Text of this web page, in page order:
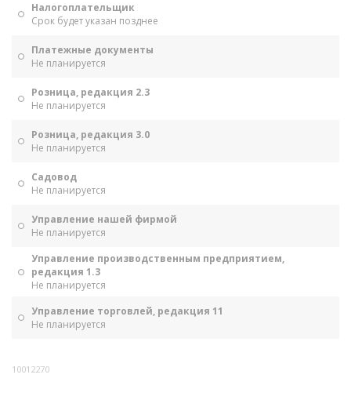
Налогоплательщик
Срок будет указан позднее
Платежные документы
Не планируется
Розница, редакция 2.3
Не планируется
Розница, редакция 3.0
Не планируется
Садовод
Не планируется
Управление нашей фирмой
Не планируется
Управление производственным предприятием,
редакция 1.3
Не планируется
Управление торговлей, редакция 11
Не планируется
10012270